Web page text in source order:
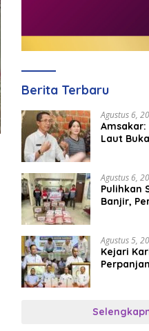
Berita Terbaru
Agustus 6,
Laut
Agustus 6,
Pulihkan
Banjir,
Agustus 5,
Kejari